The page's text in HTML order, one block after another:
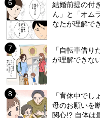
結婚前提の付
ん」と「オム
なたが理解で
「自転車借
が理解できな
「育休中で
母のお願いを
関心!? 自体は